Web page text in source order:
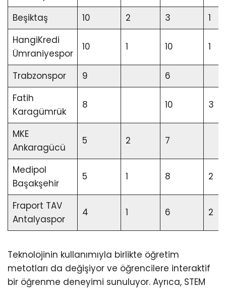
Beşiktaş
10 2 3
1
HangiKredi
Ümraniyespor
10 1 10 1
Trabzonspor 9
6
Fatih
Karagümrük
8 10 3
MKE
Ankaragücü
5 2 7
Medipol
Başakşehir
5 1 8 2
Fraport TAV
Antalyaspor
4 1 6 2
Teknolojinin kullanımıyla birlikte öğretim
metotları da değişiyor ve öğrencilere interaktif
bir öğrenme deneyimi sunuluyor. Ayrıca, STEM